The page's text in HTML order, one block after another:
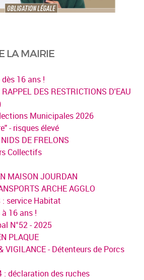
LA MAIRIE
16 ans !
DES RESTRICTIONS D'EAU
Municipales 2026
- risques élevé
DE FRELONS
Collectifs
MAISON JOURDAN
ARCHE AGGLO
: service Habitat
16 ans !
N°52 - 2025
PLAQUE
VIGILANCE - Détenteurs de Porcs
: déclaration des ruches